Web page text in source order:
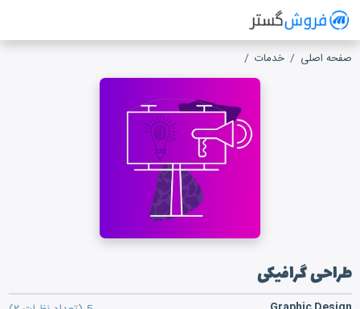
سیستم مدیریت فروش آنلاین
صفحه اصلی خدمات
طراحی گرافیکی